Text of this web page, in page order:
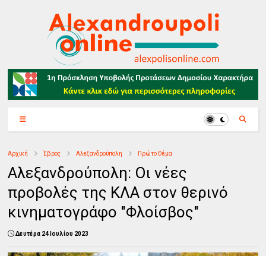
Αρχική Έβρος Αλεξανδρούπολη Πρώτο Θέμα
Αλεξανδρούπολη: Οι νέες
προβολές της ΚΛΑ στον θερινό
κινηματογράφο "Φλοίσβος"
Δευτέρα 24 Ιουλίου 2023